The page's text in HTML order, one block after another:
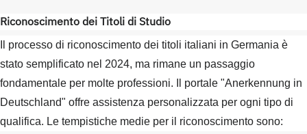
Riconoscimento dei Titoli di Studio
Il processo di riconoscimento dei titoli italiani in Germania è
stato semplificato nel 2024, ma rimane un passaggio
fondamentale per molte professioni. Il portale "Anerkennung in
Deutschland" offre assistenza personalizzata per ogni tipo di
qualifica. Le tempistiche medie per il riconoscimento sono: